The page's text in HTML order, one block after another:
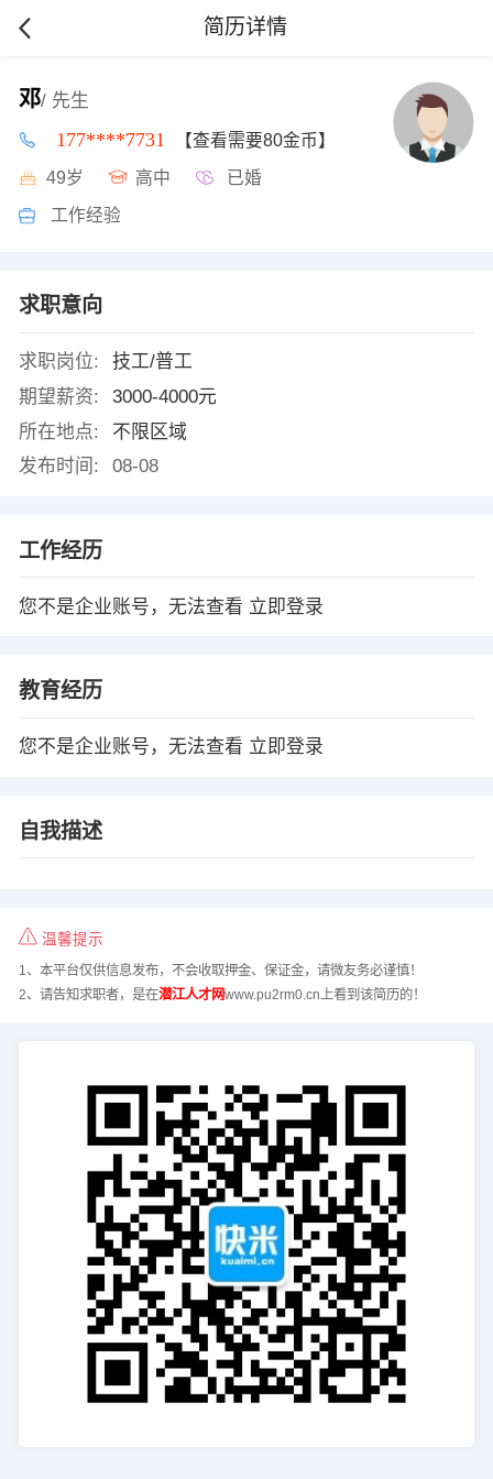
简历详情
邓/ 先生
177****7731 【查看需要80金币】
49岁 高中 已婚
工作经验
求职意向
求职岗位:
技工/普工
期望薪资:
3000-4000元
所在地点:
不限区域
发布时间:
08-08
工作经历
您不是企业账号，无法查看 立即登录
教育经历
您不是企业账号，无法查看 立即登录
自我描述
温馨提示
1、本平台仅供信息发布，不会收取押金、保证金，请微友务必谨慎！
2、请告知求职者，是在潜江人才网www.pu2rm0.cn上看到该简历的！